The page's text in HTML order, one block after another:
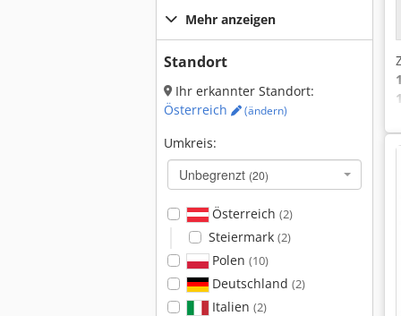
Mehr anzeigen
Standort
Ihr erkannter Standort:
Österreich
(ändern)
Umkreis:
Unbegrenzt (20)
Österreich (2)
Steiermark (2)
Polen (10)
Deutschland (2)
Italien (2)